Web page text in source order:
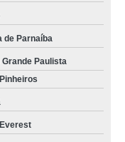
de Parnaíba
Grande Paulista